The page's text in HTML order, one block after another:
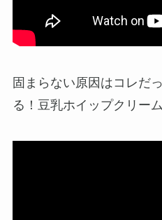
固まらない原因はコレだ
る！豆乳ホイップクリー